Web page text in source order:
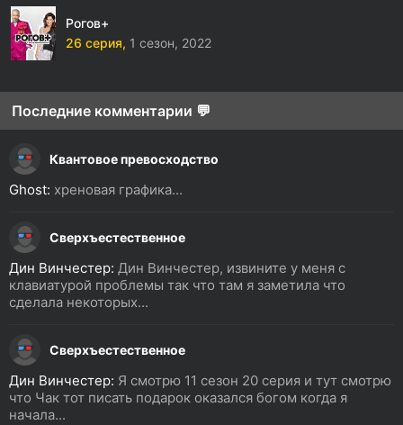
Рогов+
26 серия, 1 сезон, 2022
Последние комментарии 💬
Квантовое превосходство
Ghost: хреновая графика...
Сверхъестественное
Дин Винчестер: Дин Винчестер, извините у меня с
клавиатурой проблемы так что там я заметила что
сделала некоторых...
Сверхъестественное
Дин Винчестер: Я смотрю 11 сезон 20 серия и тут смотрю
что Чак тот писать подарок оказался богом когда я
начала...